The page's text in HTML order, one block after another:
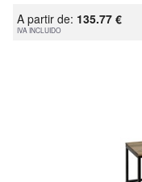
A partir de: 135.77 €
IVA INCLUIDO